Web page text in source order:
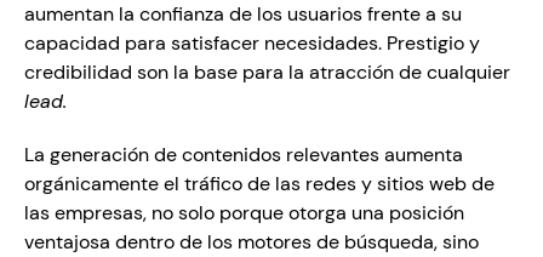
aumentan la confianza de los usuarios frente a su
capacidad para satisfacer necesidades. Prestigio y
lead.
La generación de contenidos relevantes aumenta
orgánicamente el tráfico de las redes y sitios web de
las empresas, no solo porque otorga una posición
ventajosa dentro de los motores de búsqueda, sino